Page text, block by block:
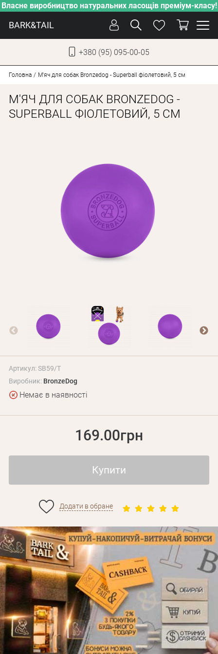
Власне виробництво натуральних ласощів преміум-класу!
BARK&TAIL
+380 (95) 095-00-05
СОБАКИ
КОТИ
НОВИНКИ
БЛОГ
Оплата і доставка
Програма лояльності
Про Нас
+380 (95) 095-00-05
Головна М'яч для собак Bronzedog - Superball фіолетовий, 5 см
М'ЯЧ ДЛЯ СОБАК BRONZEDOG -
SUPERBALL ФІОЛЕТОВИЙ, 5 СМ
Артикул: SB59/Т
Виробник: BronzeDog
Немає в наявності
169.00грн
Купити
Додати в обране
Забули пароль?
Особисті дані